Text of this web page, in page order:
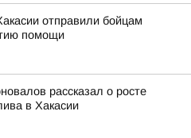
отправили бойцам
помощи
рассказал о росте
в Хакасии